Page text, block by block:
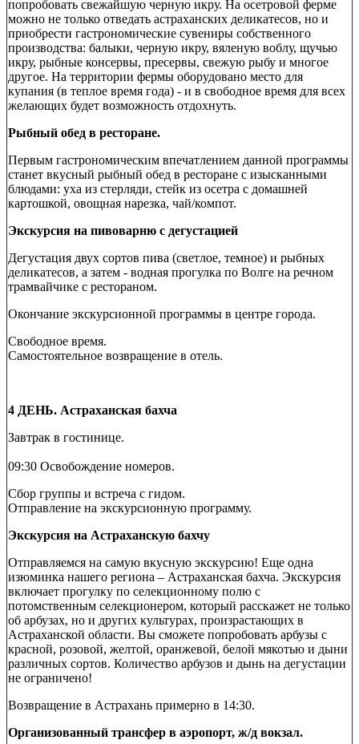
попробовать свежайшую черную икру. На осетровой ферме
можно не только отведать астраханских деликатесов, но и
приобрести гастрономические сувениры собственного
производства: балыки, черную икру, вяленую воблу, щучью
икру, рыбные консервы, пресервы, свежую рыбу и многое
другое. На территории фермы оборудовано место для
купания (в теплое время года) - и в свободное время для всех
желающих будет возможность отдохнуть.
Рыбный обед в ресторане.
Первым гастрономическим впечатлением данной программы
станет вкусный рыбный обед в ресторане с изысканными
блюдами: уха из стерляди, стейк из осетра с домашней
картошкой, овощная нарезка, чай/компот.
Экскурсия на пивоварню с дегустацией
Дегустация двух сортов пива (светлое, темное) и рыбных
деликатесов, а затем - водная прогулка по Волге на речном
трамвайчике с рестораном.
Окончание экскурсионной программы в центре города.
Свободное время.
Самостоятельное возвращение в отель.
4 ДЕНЬ. Астраханская бахча
Завтрак в гостинице.
09:30 Освобождение номеров.
Сбор группы и встреча с гидом.
Отправление на экскурсионную программу.
Экскурсия на Астраханскую бахчу
Отправляемся на самую вкусную экскурсию! Еще одна
изюминка нашего региона – Астраханская бахча. Экскурсия
включает прогулку по селекционному полю с
потомственным селекционером, который расскажет не только
об арбузах, но и других культурах, произрастающих в
Астраханской области. Вы сможете попробовать арбузы с
красной, розовой, желтой, оранжевой, белой мякотью и дыни
различных сортов. Количество арбузов и дынь на дегустации
не ограничено!
Возвращение в Астрахань примерно в 14:30.
Организованный трансфер в аэропорт, ж/д вокзал.